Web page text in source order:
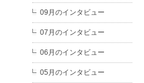
09月のインタビュー
07月のインタビュー
06月のインタビュー
05月のインタビュー